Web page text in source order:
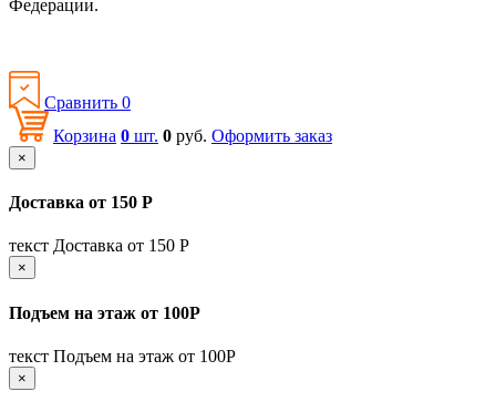
Федерации.
Сравнить 0
Корзина 0 шт. 0 руб. Оформить заказ
×
Доставка от 150 Р
текст Доставка от 150 Р
×
Подъем на этаж от 100Р
текст Подъем на этаж от 100Р
×